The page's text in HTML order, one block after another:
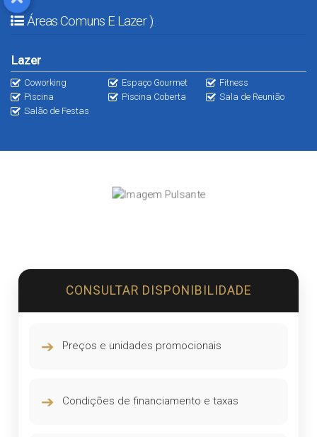
Áreas Comuns E Lazer ):
Lazer
Coworking Espaço Gourmet
Fitness
Piscina
Piscina Coberta
Sala de Reunião
Salão de Festas
CONSULTAR DISPONIBILIDADE
➔ Preços e unidades promocionais
➔ Condições de financiamento e taxas